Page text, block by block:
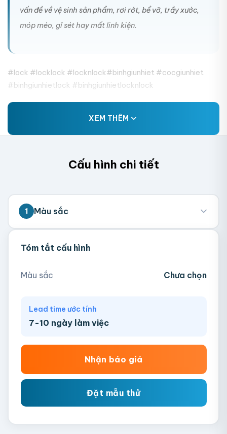
vấn đề về vệ sinh sản phẩm, rơi rớt, bể vỡ, trầy xước,
móp méo, gỉ sét hay mất linh kiện.
#lock #locklock #locknlock#binhgiunhiet #cocgiunhiet
#binhgiunhietlock #binhgiunhietlocknlock
XEM THÊM
Cấu hình chi tiết
1 Màu sắc
Hồng Ngà
Xanh Navy
Tóm tắt cấu hình
Màu sắc Chưa chọn
Lead time ước tính
7-10 ngày làm việc
Nhận báo giá
Đặt mẫu thử